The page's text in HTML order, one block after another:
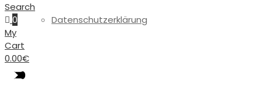
Datenschutzerklärung
Search
0
My
Cart
0.00€